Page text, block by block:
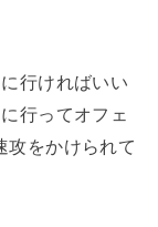
行ければいい
行ってオフェ
攻をかけられて